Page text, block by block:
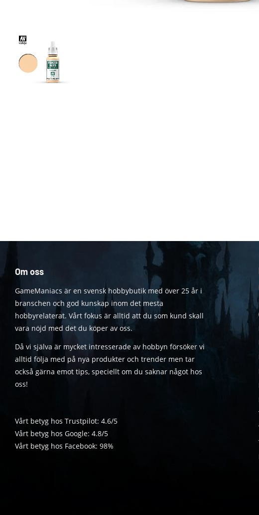
Om oss
GameManiacs är en svensk hobbybutik med över 25 år i
branschen och god kunskap inom det mesta
hobbyrelaterat. Vårt fokus är alltid att du som kund skall
vara nöjd med det du köper av oss.
Då vi själva är mycket intresserade av hobbyn försöker vi
alltid följa med på nya produkter och trender men tar
också gärna emot tips, speciellt om du saknar något hos
oss!
Vårt betyg hos Trustpilot: 4.6/5
Vårt betyg hos Google: 4.8/5
Vårt betyg hos Facebook: 98%